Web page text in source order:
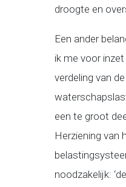
droogte en
Een ander
ik me voor
verdeling van
een te groot
Herziening van
noodzakelijk: